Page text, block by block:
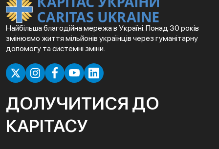
Найбільша благодійна мережа в Україні. Понад 30 років
змінюємо життя мільйонів українців через гуманітарну
допомогу та системні зміни.
ДОЛУЧИТИСЯ ДО
КАРІТАСУ